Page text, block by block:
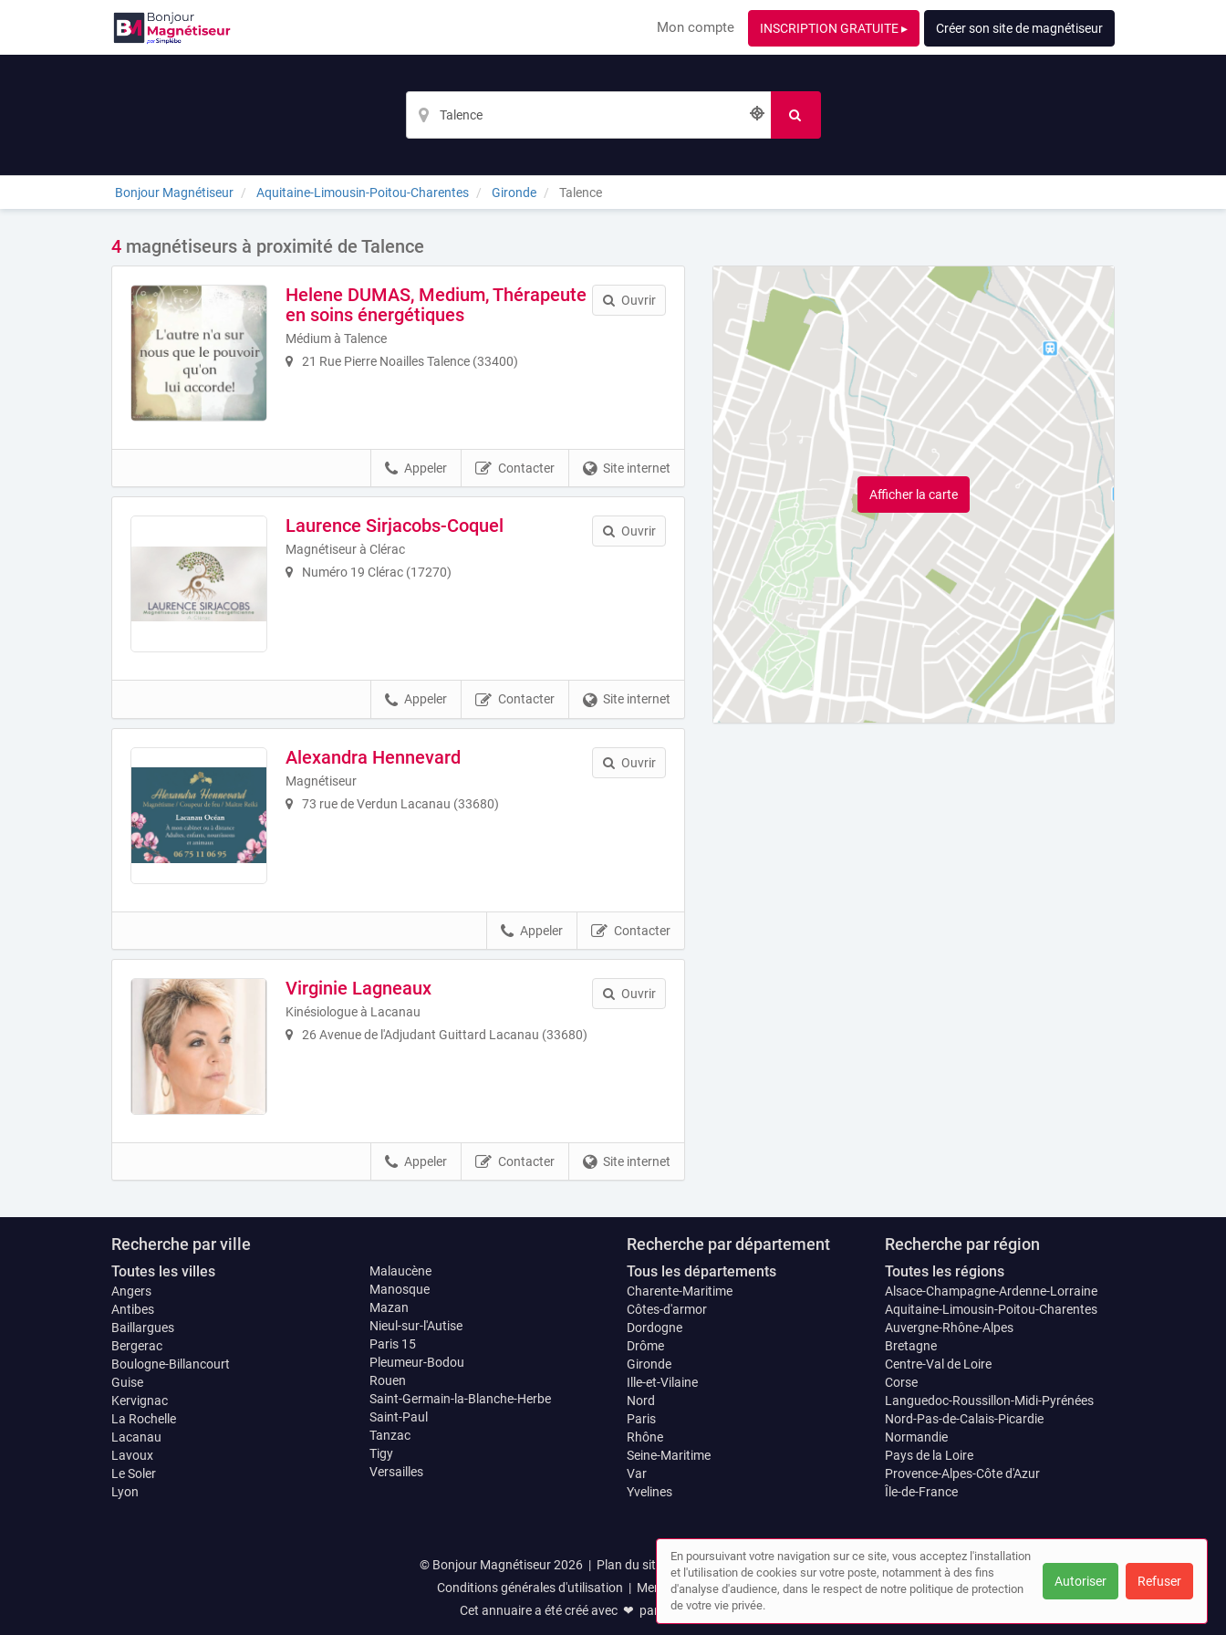
Mon compte INSCRIPTION GRATUITE ▸ Créer son site de magnétiseur
Bonjour Magnétiseur Aquitaine-Limousin-Poitou-Charentes Gironde Talence
4 magnétiseurs à proximité de Talence
Helene DUMAS, Medium, Thérapeute
en soins énergétiques
Médium à Talence
21 Rue Pierre Noailles Talence (33400)
Ouvrir
Site internet
Contacter
Appeler
Laurence Sirjacobs-Coquel
Magnétiseur à Clérac
Numéro 19 Clérac (17270)
Ouvrir
Site internet
Contacter
Appeler
Alexandra Hennevard
Magnétiseur
73 rue de Verdun Lacanau (33680)
Ouvrir
Contacter
Appeler
Virginie Lagneaux
Kinésiologue à Lacanau
26 Avenue de l'Adjudant Guittard Lacanau (33680)
Ouvrir
Site internet
Contacter
Appeler
Afficher la carte
Recherche par ville
Toutes les villes
Angers
Antibes
Baillargues
Bergerac
Boulogne-Billancourt
Guise
Kervignac
La Rochelle
Lacanau
Lavoux
Le Soler
Lyon
Malaucène
Manosque
Mazan
Nieul-sur-l'Autise
Paris 15
Pleumeur-Bodou
Rouen
Saint-Germain-la-Blanche-Herbe
Saint-Paul
Tanzac
Tigy
Versailles
Recherche par département
Tous les départements
Charente-Maritime
Côtes-d'armor
Dordogne
Drôme
Gironde
Ille-et-Vilaine
Nord
Paris
Rhône
Seine-Maritime
Var
Yvelines
Recherche par région
Toutes les régions
Alsace-Champagne-Ardenne-Lorraine
Aquitaine-Limousin-Poitou-Charentes
Auvergne-Rhône-Alpes
Bretagne
Centre-Val de Loire
Corse
Languedoc-Roussillon-Midi-Pyrénées
Nord-Pas-de-Calais-Picardie
Normandie
Pays de la Loire
Provence-Alpes-Côte d'Azur
Île-de-France
© Bonjour Magnétiseur 2026 | Plan du site |Mon compte |Contact
Conditions générales d'utilisation | Mentions légales|Cookies
Cet annuaire a été créé avec ❤ par
Simplébo Annuaire
En poursuivant votre navigation sur ce site, vous acceptez l'installation
et l'utilisation de cookies sur votre poste, notamment à des fins
d'analyse d'audience, dans le respect de notre politique de protection
de votre vie privée.
Autoriser Refuser